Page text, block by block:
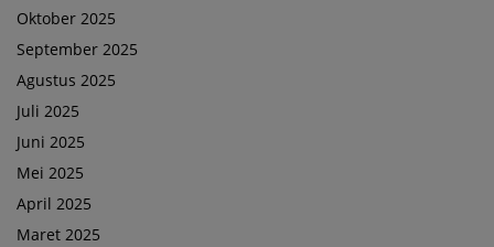
Oktober 2025
September 2025
Agustus 2025
Juli 2025
Juni 2025
Mei 2025
April 2025
Maret 2025